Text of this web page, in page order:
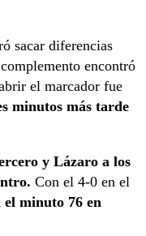
sacar diferencias
encontró
el marcador fue
minutos más tarde
y Lázaro a los
Con el 4-0 en el
minuto 76 en